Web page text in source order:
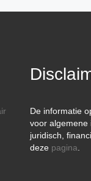
De informatie
voor algemene
juridisch,
deze pagina.